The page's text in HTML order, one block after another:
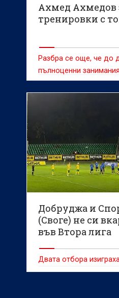
Ахмед Ахмедов
тренировки с
Разбра се още, че до
пълноценни
поднови и Матео
Добруджа и
(Своге) не си
във Втора лига
Двата отбора